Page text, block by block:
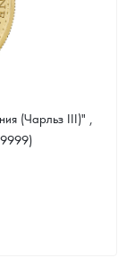
(Чарльз III)" ,